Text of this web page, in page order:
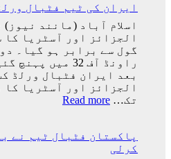
ایران کی ٹیم فٹبال
اسلام آباد (مانند
الجزائز اور آسٹریا
گول سے برابر ہو گیا۔
راونڈ آف 32
بعد ایران فٹبال ورلڈ
تک… Read more
:
ٹیم
پاکستان فٹبال ٹیم نے
کرلی